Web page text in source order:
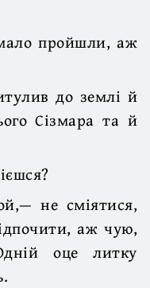
пройшли, аж
до землі й
Сізмара та й
не сміятися,
аж чую,
оце литку